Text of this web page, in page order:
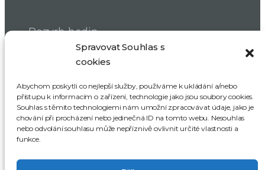
Spravovat Souhlas s
cookies
Abychom poskytli co nejlepší služby, používáme k ukládání a/nebo
přístupu k informacím o zařízení, technologie jako jsou soubory cookies.
Souhlas s těmito technologiemi nám umožní zpracovávat údaje, jako je
chování při procházení nebo jedinečná ID na tomto webu. Nesouhlas
nebo odvolání souhlasu může nepříznivě ovlivnit určité vlastnosti a
funkce.
Rozvrh hodin
Dokumenty školy
Školská rada
SRPDŠ
ODBĚR NOVINEK